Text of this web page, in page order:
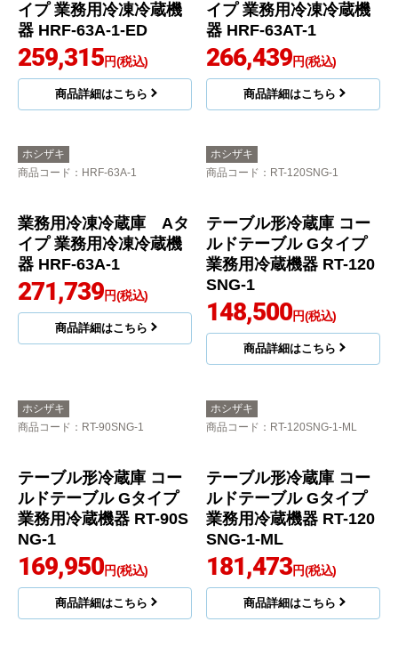
イプ 業務用冷凍冷蔵機
器 HRF-63A-1-ED
259,315円(税込)
商品詳細はこちら
イプ 業務用冷凍冷蔵機
器 HRF-63AT-1
266,439円(税込)
商品詳細はこちら
ホシザキ
商品コード ：HRF-63A-1
業務用冷凍冷蔵庫 Aタ
イプ 業務用冷凍冷蔵機
器 HRF-63A-1
271,739円(税込)
商品詳細はこちら
ホシザキ
商品コード ：RT-120SNG-1
テーブル形冷蔵庫 コー
ルドテーブル Gタイプ
業務用冷蔵機器 RT-120
SNG-1
148,500円(税込)
商品詳細はこちら
ホシザキ
商品コード ：RT-90SNG-1
テーブル形冷蔵庫 コー
ルドテーブル Gタイプ
業務用冷蔵機器 RT-90S
NG-1
169,950円(税込)
商品詳細はこちら
ホシザキ
商品コード ：RT-120SNG-1-ML
テーブル形冷蔵庫 コー
ルドテーブル Gタイプ
業務用冷蔵機器 RT-120
SNG-1-ML
181,473円(税込)
商品詳細はこちら